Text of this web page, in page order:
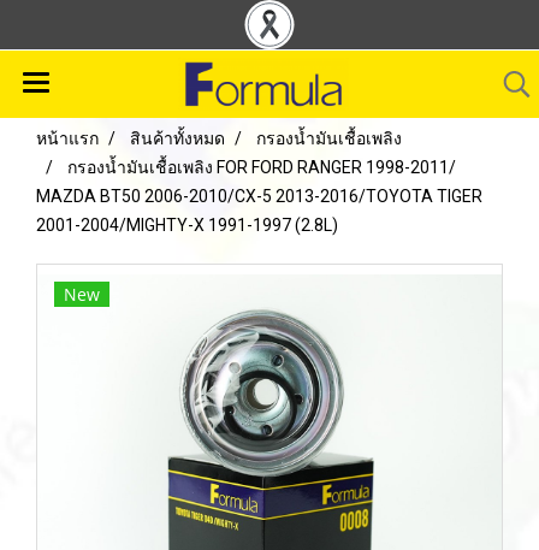
หน้าแรก สินค้าทั้งหมด
กรองน้ำมันเชื้อเพลิง
กรองน้ำมันเชื้อเพลิง FOR FORD RANGER 1998-2011/
MAZDA BT50 2006-2010/CX-5 2013-2016/TOYOTA TIGER
2001-2004/MIGHTY-X 1991-1997 (2.8L)
New